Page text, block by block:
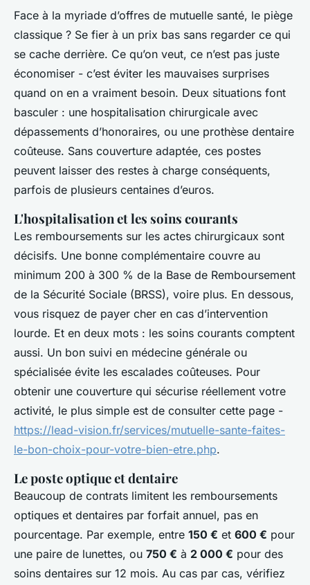
Face à la myriade d’offres de mutuelle santé, le piège
classique ? Se fier à un prix bas sans regarder ce qui
se cache derrière. Ce qu’on veut, ce n’est pas juste
économiser - c’est éviter les mauvaises surprises
quand on en a vraiment besoin. Deux situations font
basculer : une hospitalisation chirurgicale avec
dépassements d’honoraires, ou une prothèse dentaire
coûteuse. Sans couverture adaptée, ces postes
peuvent laisser des restes à charge conséquents,
parfois de plusieurs centaines d’euros.
L'hospitalisation et les soins courants
Les remboursements sur les actes chirurgicaux sont
décisifs. Une bonne complémentaire couvre au
minimum 200 à 300 % de la Base de Remboursement
de la Sécurité Sociale (BRSS), voire plus. En dessous,
vous risquez de payer cher en cas d’intervention
lourde. Et en deux mots : les soins courants comptent
aussi. Un bon suivi en médecine générale ou
spécialisée évite les escalades coûteuses. Pour
obtenir une couverture qui sécurise réellement votre
activité, le plus simple est de consulter cette page -
https://lead-vision.fr/services/mutuelle-sante-faites-
le-bon-choix-pour-votre-bien-etre.php.
Le poste optique et dentaire
Beaucoup de contrats limitent les remboursements
optiques et dentaires par forfait annuel, pas en
pourcentage. Par exemple, entre 150 € et 600 € pour
une paire de lunettes, ou 750 € à 2 000 € pour des
soins dentaires sur 12 mois. Au cas par cas, vérifiez